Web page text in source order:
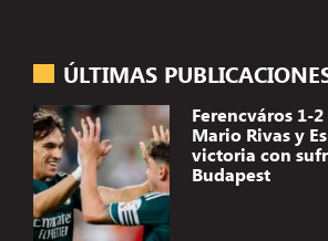
ÚLTIMAS
Ferencváros 1-
Mario Rivas y
victoria con
Budapest